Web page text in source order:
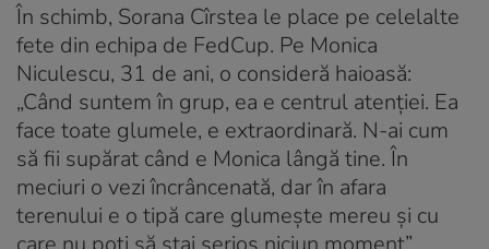
În schimb, Sorana Cîrstea le place pe celelalte
fete din echipa de FedCup. Pe Monica
Niculescu, 31 de ani, o consideră haioasă:
„Când suntem în grup, ea e centrul atenției. Ea
face toate glumele, e extraordinară. N-ai cum
să fii supărat când e Monica lângă tine. În
meciuri o vezi încrâncenată, dar în afara
terenului e o tipă care glumește mereu și cu